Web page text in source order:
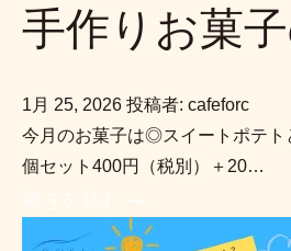
手作りお菓子
1月 25, 2026 投稿者: cafeforc
今月のお菓子は◎スイートポテ
個セット400円（税別）＋20…